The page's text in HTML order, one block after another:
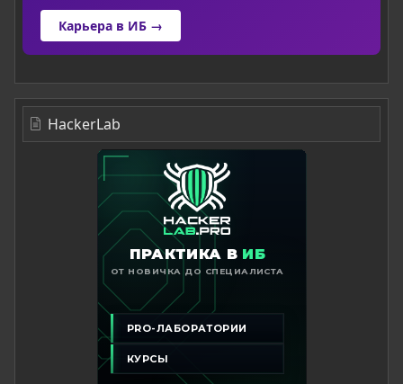
Карьера в ИБ →
HackerLab